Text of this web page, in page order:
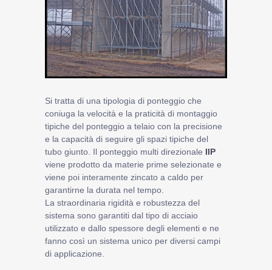
Si tratta di una tipologia di ponteggio che
coniuga la velocità e la praticità di montaggio
tipiche del ponteggio a telaio con la precisione
e la capacità di seguire gli spazi tipiche del
tubo giunto. Il ponteggio multi direzionale IIP
viene prodotto da materie prime selezionate e
viene poi interamente zincato a caldo per
garantirne la durata nel tempo.
La straordinaria rigidità e robustezza del
sistema sono garantiti dal tipo di acciaio
utilizzato e dallo spessore degli elementi e ne
fanno così un sistema unico per diversi campi
di applicazione.